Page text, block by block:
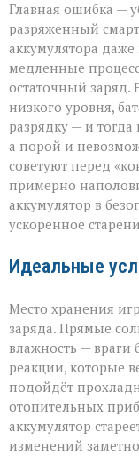
Главная ошибка —
разряженный
аккумулятора
медленные
остаточный заряд.
низкого уровня,
разрядку — и тогда
а порой и
советуют перед
примерно
аккумулятор в
ускоренное
Идеальные
Место хранения
заряда. Прямые
влажность — враги
реакции, которые
подойдёт
отопительных
аккумулятор
изменений